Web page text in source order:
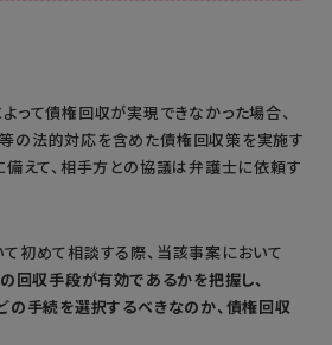
って債権回収が実現できなかった場合、
等の法的対応を含めた債権回収策を実施す
備えて、相手方との協議は弁護士に依頼す
初めて相談する際、当該事案において
の回収手段が有効であるかを把握し、
の手続を選択するべきなのか、債権回収